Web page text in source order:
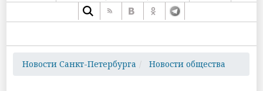
Новости Санкт-Петербурга Новости общества